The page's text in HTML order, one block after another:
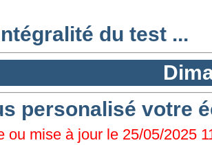
du test ...
personalisé votre
ou mise à jour le 25/05/2025